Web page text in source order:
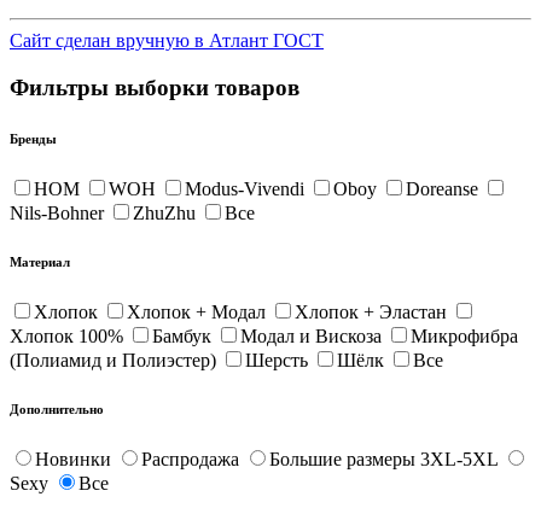
Сайт сделан вручную в Атлант ГОСТ
Фильтры выборки товаров
Бренды
HOM WOH Modus-Vivendi Oboy
Doreanse
Nils-Bohner
ZhuZhu Все
Материал
Хлопок Хлопок + Модал
Хлопок + Эластан
Хлопок 100%
Бамбук Модал и Вискоза
Микрофибра
(Полиамид и Полиэстер)
Шерсть Шёлк Все
Дополнительно
Новинки Распродажа
Большие размеры 3XL-5XL
Sexy
Все